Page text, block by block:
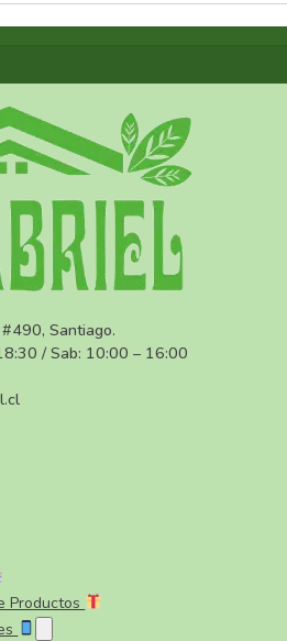
Santiago.
/ Sab: 10:00 – 16:00
Productos